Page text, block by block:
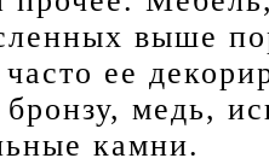
выше
часто ее
бронзу, медь,
камни.